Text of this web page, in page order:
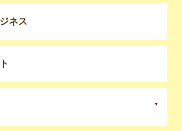
ネス